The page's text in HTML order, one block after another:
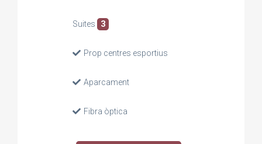
Suites 3
Prop centres esportius
Aparcament
Fibra òptica